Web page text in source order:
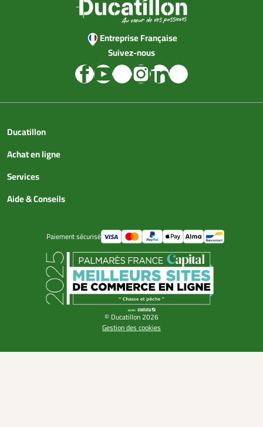
Entreprise Française
Suivez-nous
Ducatillon
Achat en ligne
Services
Aide & Conseils
Paiement sécurisé
© Ducatillon 2026
Gestion des cookies